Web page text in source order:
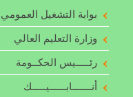
بوابة التشغيل العمومي
وزارة التعليم العالي
رئـــــيس الحكــومة
أنـــــــابــــــيـــــك